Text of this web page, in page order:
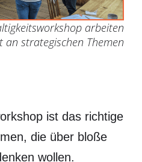
arbeiten
an strategischen Themen
ist das richtige
die über bloße
wollen.